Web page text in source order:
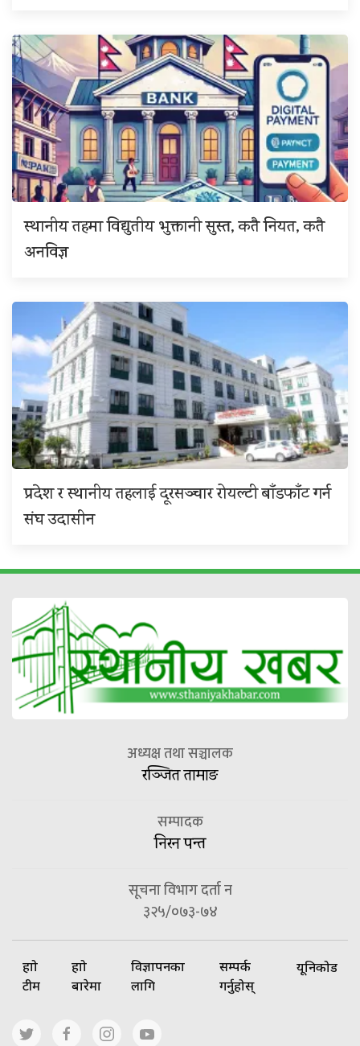
स्थानीय तहमा विद्युतीय भुक्तानी सुस्त, कतै नियत, कतै
अनविज्ञ
प्रदेश र स्थानीय तहलाई दूरसञ्चार रोयल्टी बाँडफाँट गर्न
संघ उदासीन
अध्यक्ष तथा सञ्चालक
रञ्जित तामाङ
सम्पादक
निरन पन्त
सूचना विभाग दर्ता न
३२५/०७३-७४
हाम्रो
टीम
हाम्रो
बारेमा
विज्ञापनका
लागि
सम्पर्क
गर्नुहोस्
यूनिकोड